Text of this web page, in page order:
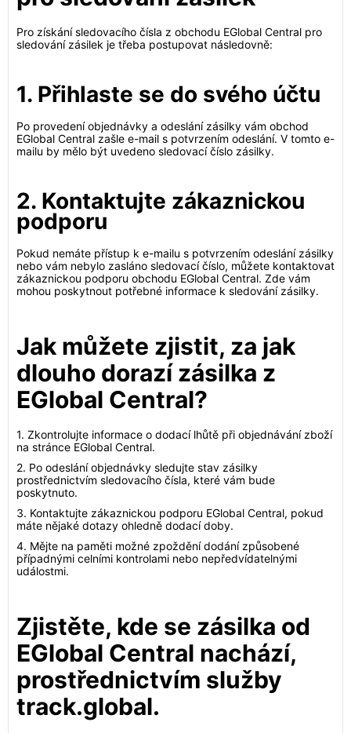
Pro získání sledovacího čísla z obchodu EGlobal Central pro
sledování zásilek je třeba postupovat následovně:
1. Přihlaste se do svého účtu
Po provedení objednávky a odeslání zásilky vám obchod
EGlobal Central zašle e-mail s potvrzením odeslání. V tomto e-
mailu by mělo být uvedeno sledovací číslo zásilky.
2. Kontaktujte zákaznickou
podporu
Pokud nemáte přístup k e-mailu s potvrzením odeslání zásilky
nebo vám nebylo zasláno sledovací číslo, můžete kontaktovat
zákaznickou podporu obchodu EGlobal Central. Zde vám
mohou poskytnout potřebné informace k sledování zásilky.
Jak můžete zjistit, za jak
dlouho dorazí zásilka z
EGlobal Central?
1. Zkontrolujte informace o dodací lhůtě při objednávání zboží
na stránce EGlobal Central.
2. Po odeslání objednávky sledujte stav zásilky
prostřednictvím sledovacího čísla, které vám bude
poskytnuto.
3. Kontaktujte zákaznickou podporu EGlobal Central, pokud
máte nějaké dotazy ohledně dodací doby.
4. Mějte na paměti možné zpoždění dodání způsobené
případnými celními kontrolami nebo nepředvídatelnými
událostmi.
Zjistěte, kde se zásilka od
EGlobal Central nachází,
prostřednictvím služby
track.global.